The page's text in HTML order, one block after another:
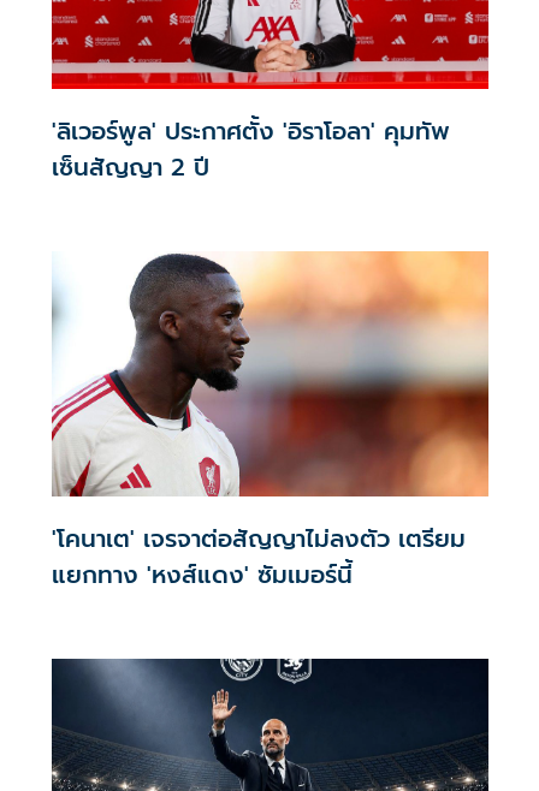
'ลิเวอร์พูล' ประกาศตั้ง 'อิราโอลา' คุมทัพ
เซ็นสัญญา 2 ปี
'โคนาเต' เจรจาต่อสัญญาไม่ลงตัว เตรียม
แยกทาง 'หงส์แดง' ซัมเมอร์นี้